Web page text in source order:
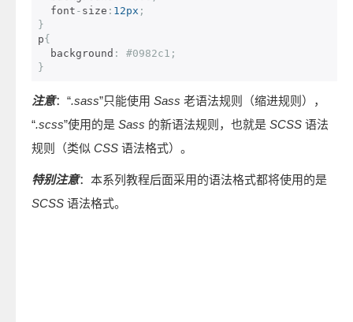
  font
- size : 12px ;
}
p{
  background
:
#0982c1;
}
注意：“.sass”只能使用 Sass 老语法规则（缩进规则），
“.scss”使用的是 Sass 的新语法规则，也就是 SCSS 语法
规则（类似 CSS 语法格式）。
特别注意：本系列教程后面采用的语法格式都将使用的是
SCSS 语法格式。